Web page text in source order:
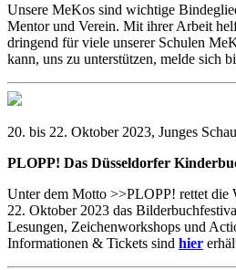
Unsere MeKos sind wichtige
Mentor und Verein. Mit ihrer Arbeit
dringend für viele unserer Schulen
kann, uns zu unterstützen, melde sich
20. bis 22. Oktober 2023, Junges
PLOPP! Das Düsseldorfer
Unter dem Motto >>PLOPP! rettet die
22. Oktober 2023 das
Lesungen, Zeichenworkshops und
Informationen & Tickets sind hier